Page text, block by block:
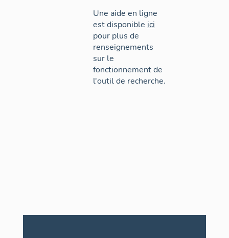
Une aide en ligne
est disponible ici
pour plus de
renseignements
sur le
fonctionnement de
l'outil de recherche.